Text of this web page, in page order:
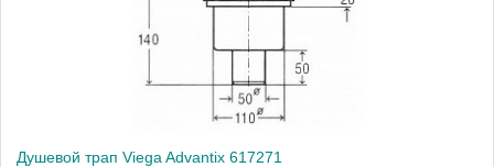
Душевой трап Viega Advantix 617271